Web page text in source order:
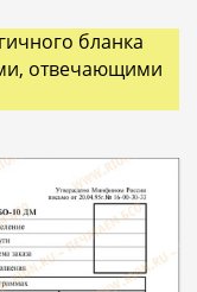
бланка
отвечающими